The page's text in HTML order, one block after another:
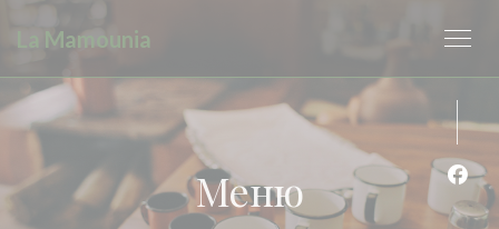
La Mamounia
Меню